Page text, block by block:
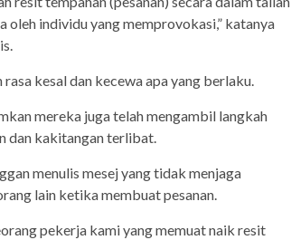
oleh individu yang memprovokasi,” katanya
kesal dan kecewa apa yang berlaku.
mereka juga telah mengambil langkah
dan kakitangan terlibat.
menulis mesej yang tidak menjaga
lain ketika membuat pesanan.
pekerja kami yang memuat naik resit